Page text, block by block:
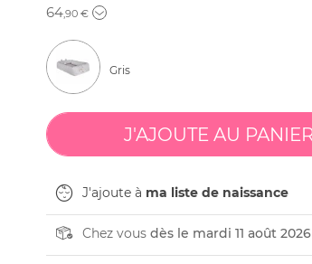
64,90 €
Gris
J'ajoute à ma liste de naissance
Chez vous dès le mardi 11 août 2026